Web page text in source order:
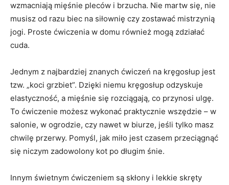
wzmacniają mięśnie pleców i brzucha. Nie martw się, nie
musisz od razu biec na siłownię czy zostawać mistrzynią
jogi. Proste ćwiczenia w domu również mogą zdziałać
cuda.
Jednym z najbardziej znanych ćwiczeń na kręgosłup jest
tzw. „koci grzbiet”. Dzięki niemu kręgosłup odzyskuje
elastyczność, a mięśnie się rozciągają, co przynosi ulgę.
To ćwiczenie możesz wykonać praktycznie wszędzie – w
salonie, w ogrodzie, czy nawet w biurze, jeśli tylko masz
chwilę przerwy. Pomyśl, jak miło jest czasem przeciągnąć
się niczym zadowolony kot po długim śnie.
Innym świetnym ćwiczeniem są skłony i lekkie skręty